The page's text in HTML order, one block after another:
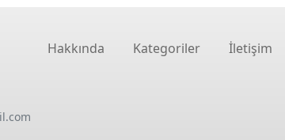
Hakkında Kategoriler İletişim